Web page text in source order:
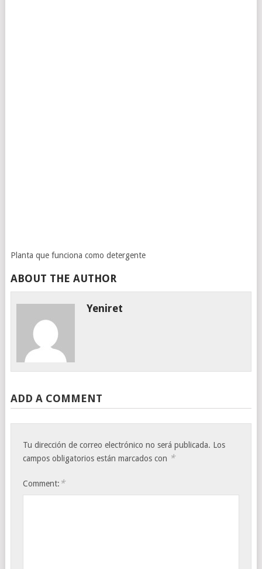
Planta que funciona como detergente
ABOUT THE AUTHOR
Yeniret
ADD A COMMENT
Tu dirección de correo electrónico no será publicada. Los
campos obligatorios están marcados con *
Comment: *